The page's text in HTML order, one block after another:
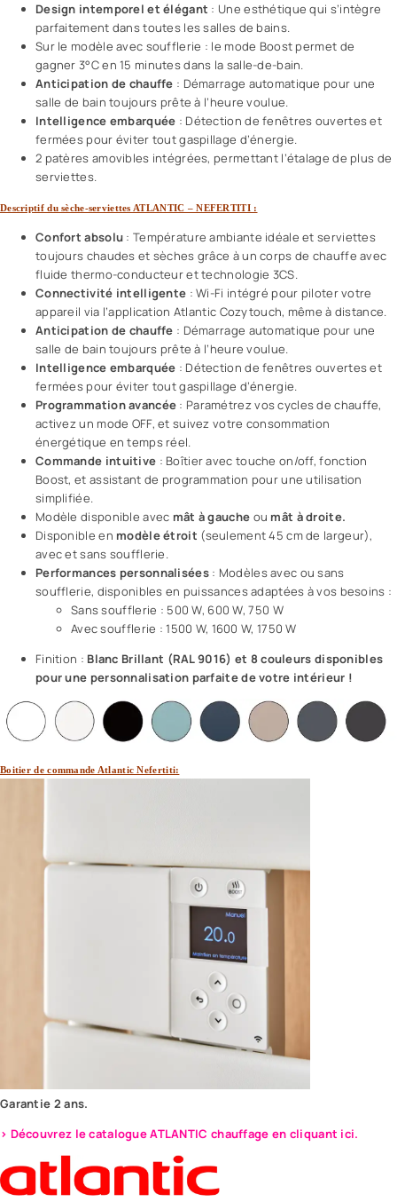
Design intemporel et élégant : Une esthétique qui s’intègre
parfaitement dans toutes les salles de bains.
Sur le modèle avec soufflerie : le mode Boost permet de
gagner 3°C en 15 minutes dans la salle-de-bain.
Anticipation de chauffe : Démarrage automatique pour une
salle de bain toujours prête à l’heure voulue.
Intelligence embarquée : Détection de fenêtres ouvertes et
fermées pour éviter tout gaspillage d’énergie.
2 patères amovibles intégrées, permettant l’étalage de plus de
serviettes.
Descriptif du sèche-serviettes ATLANTIC – NEFERTITI :
Confort absolu : Température ambiante idéale et serviettes
toujours chaudes et sèches grâce à un corps de chauffe avec
fluide thermo-conducteur et technologie 3CS.
Connectivité intelligente : Wi-Fi intégré pour piloter votre
appareil via l’application Atlantic Cozytouch, même à distance.
Anticipation de chauffe : Démarrage automatique pour une
salle de bain toujours prête à l’heure voulue.
Intelligence embarquée : Détection de fenêtres ouvertes et
fermées pour éviter tout gaspillage d’énergie.
Programmation avancée : Paramétrez vos cycles de chauffe,
activez un mode OFF, et suivez votre consommation
énergétique en temps réel.
Commande intuitive : Boîtier avec touche on/off, fonction
Boost, et assistant de programmation pour une utilisation
simplifiée.
Modèle disponible avec mât à gauche ou mât à droite.
Disponible en modèle étroit (seulement 45 cm de largeur),
avec et sans soufflerie.
Performances personnalisées: Modèles avec ou sans
soufflerie, disponibles en puissances adaptées à vos besoins :
Sans soufflerie : 500 W, 600 W, 750 W
Avec soufflerie : 1500 W, 1600 W, 1750 W
Finition : Blanc Brillant (RAL 9016) et 8 couleurs disponibles
pour une personnalisation parfaite de votre intérieur !
Boitier de commande Atlantic Nefertiti:
Garantie 2 ans.
> Découvrez le catalogue ATLANTIC chauffage en cliquant ici.